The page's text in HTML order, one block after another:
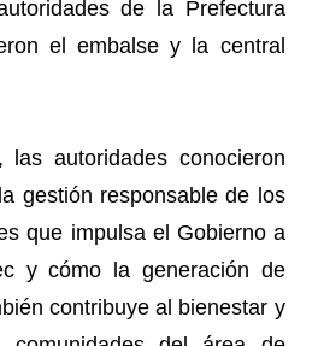
de la Prefectura
el embalse y la central
las autoridades conocieron
gestión responsable de los
que impulsa el Gobierno a
y cómo la generación de
contribuye al bienestar y